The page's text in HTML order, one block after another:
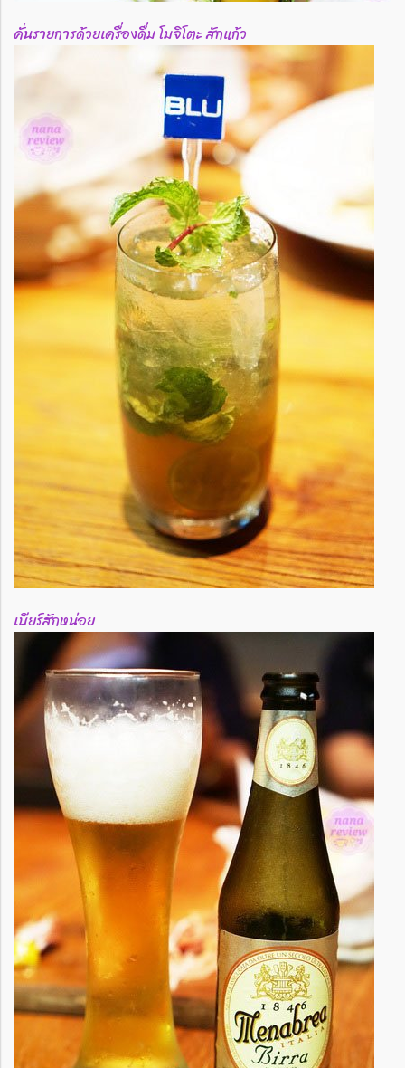
คั่นรายการด้วยเครื่องดื่ม โมจิโตะ สักแก้ว
เบียร์สักหน่อย